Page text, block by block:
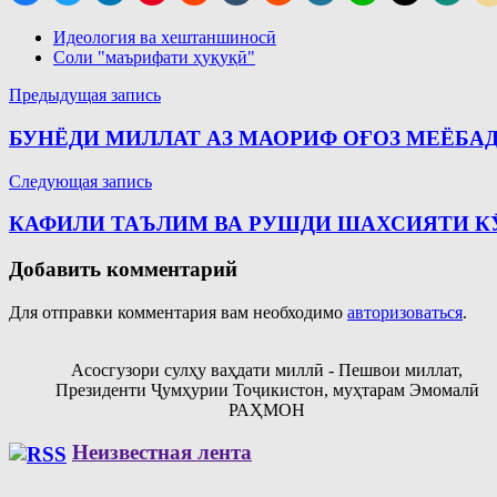
Идеология ва хештаншиносӣ
Соли "маърифати ҳуқуқӣ"
Навигация
по
записям
Предыдущая запись
БУНЁДИ МИЛЛАТ АЗ МАОРИФ ОҒОЗ
Следующая запись
КАФИЛИ ТАЪЛИМ ВА РУШДИ ШАХСИЯТИ
Добавить комментарий
Для отправки комментария вам необходимо авторизоваться.
Асосгузори сулҳу ваҳдати миллӣ - Пешвои миллат,
Президенти Ҷумҳурии Тоҷикистон, муҳтарам Эмомалӣ
РАҲМОН
Неизвестная лента